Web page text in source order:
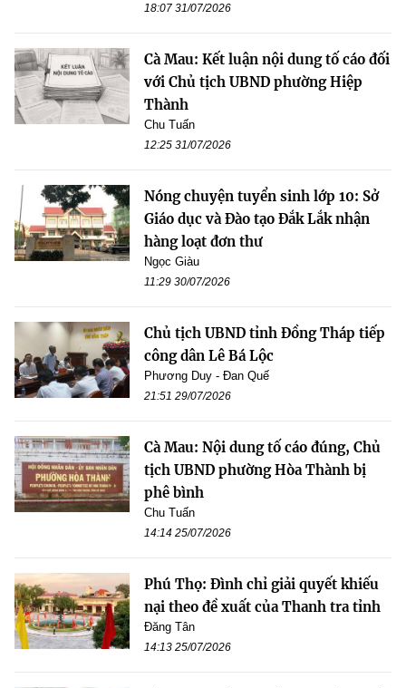
18:07 31/07/2026
Cà Mau: Kết luận nội dung tố cáo đối
với Chủ tịch UBND phường Hiệp
Thành
Chu Tuấn
12:25 31/07/2026
Nóng chuyện tuyển sinh lớp 10: Sở
Giáo dục và Đào tạo Đắk Lắk nhận
hàng loạt đơn thư
Ngọc Giàu
11:29 30/07/2026
Chủ tịch UBND tỉnh Đồng Tháp tiếp
công dân Lê Bá Lộc
Phương Duy - Đan Quế
21:51 29/07/2026
Cà Mau: Nội dung tố cáo đúng, Chủ
tịch UBND phường Hòa Thành bị
phê bình
Chu Tuấn
14:14 25/07/2026
Phú Thọ: Đình chỉ giải quyết khiếu
nại theo đề xuất của Thanh tra tỉnh
Đăng Tân
14:13 25/07/2026